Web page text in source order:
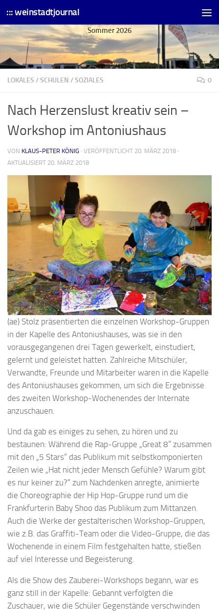
Skip to content
::: weinstadtjournal
Sommer 2026
LOKALES /SCHULEN /SOZIALES 0
Nach Herzenslust kreativ sein –
Workshop im Antoniushaus
VON KLAUS-PETER KÖNIG · VERÖFFENTLICHT 20. MÄRZ 2018 ·
AKTUALISIERT 20. MÄRZ 2018
(ae) Stolz präsentierten die einzelnen Workshop-Gruppen
in der Kapelle des Antoniushauses, was sie in den
vorausgegangenen drei Tagen gewerkelt, einstudiert,
gelernt und geleistet hatten. Zahlreiche Mitschüler,
Verwandte, Freunde und Mitarbeiter waren in die Kapelle
des Antoniushauses gekommen, um sich die Ergebnisse
des zweiten Workshop-Wochenendes der Internate
anzuschauen.
Und da gab es einiges zu sehen, zu hören und zu
bestaunen: Während die Rap-Gruppe „Great 8“ zusammen
mit den „5 Stars“ das Publikum mit selbstkomponierten
Zeilen wie „Hat nicht jeder Mensch Gefühle? Warum gibt
es nur keiner zu?“ zum Nachdenken anregte, animierte
die Choreographie der Hip Hop-Gruppe rund um die
Frankfurterin Baby Shoo das Publikum zum Mittanzen.
Auch die Werke der gestalterischen Workshop-Gruppen,
wie z.B. das Graffiti-Team oder die Video-Gruppe, die das
Wochenende in einem Film festgehalten hatte, stießen
auf viel Interesse und Begeisterung.
Als die Show des Zauberei-Workshops begann, war es
ganz still in der Kapelle: Gebannt verfolgten die
Zuschauer, wie die Schüler Gegenstände verschwinden